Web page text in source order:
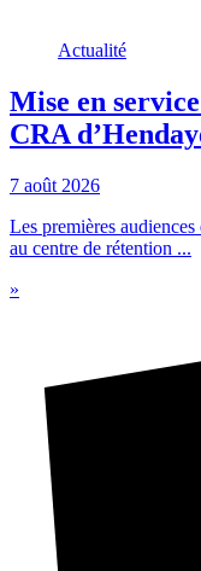
Actualité
Mise en
CRA
7 août 2026
Les premières
au centre de rétention ...
»